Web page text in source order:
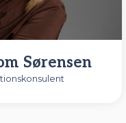
Sørensen